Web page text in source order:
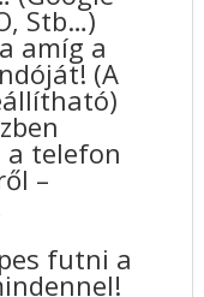
Stb…)
amíg a
(A
a telefon
–
futni a